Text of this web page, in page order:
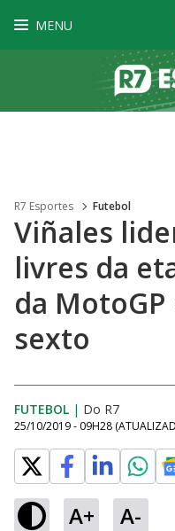
MENU
R7 Esportes Futebol
Viñales
livres da
da
sexto
FUTEBOL | Do R7
25/10/2019 - 09H28
A+ A-